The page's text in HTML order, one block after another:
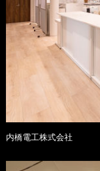
内橋電工株式会社